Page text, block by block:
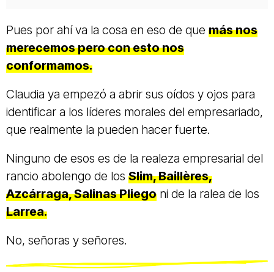
Pues por ahí va la cosa en eso de que más nos
merecemos pero con esto nos
conformamos.
Claudia ya empezó a abrir sus oídos y ojos para
identificar a los líderes morales del empresariado,
que realmente la pueden hacer fuerte.
Ninguno de esos es de la realeza empresarial del
rancio abolengo de los Slim, Baillères,
Azcárraga, Salinas Pliego ni de la ralea de los
Larrea.
No, señoras y señores.